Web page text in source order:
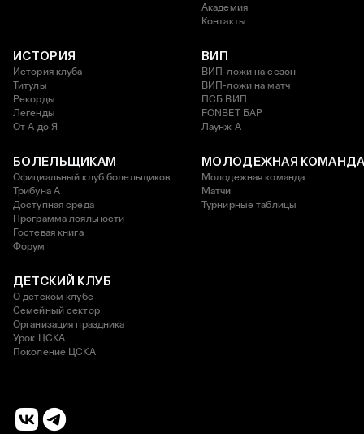
Академия
Контакты
ИСТОРИЯ
История клуба
Титулы
Рекорды
Легенды
От А до Я
ВИП
ВИП-ложи на сезон
ВИП-ложи на матч
ПСБ ВИП
FONBET БАР
Лаунж A
БОЛЕЛЬЩИКАМ
Официальный клуб болельщиков
Трибуна А
Доступная среда
Программа лояльности
Гостевая книга
Форум
МОЛОДЕЖНАЯ
Молодежная команда
Матчи
Турнирные таблицы
ДЕТСКИЙ КЛУБ
О детском клубе
Семейный сектор
Организация праздника
Урок ЦСКА
Поколение ЦСКА